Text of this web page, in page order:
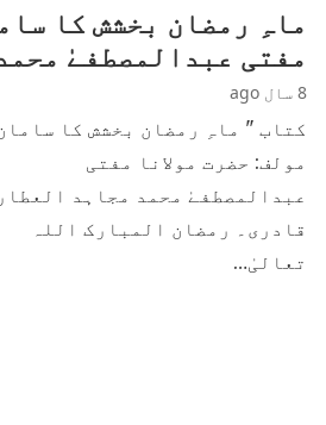
ماہِ رمضان بخشش کا
مفتی عبدالمصطفےٰ
8 سال ago
کتاب " ماہِ رمضان بخشش کا
مولف: حضرت مولانا مفتی
عبدالمصطفےٰ محمد مجاہد
قادری۔ رمضان المبارک اللہ
تعالیٰ…